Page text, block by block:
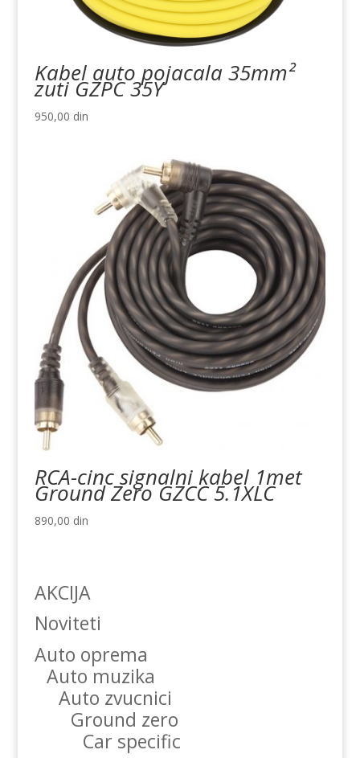
Kabel auto pojacala 35mm²
zuti GZPC 35Y
950,00 din
RCA-cinc signalni kabel 1met
Ground Zero GZCC 5.1XLC
890,00 din
AKCIJA
Noviteti
Auto oprema
Auto muzika
Auto zvucnici
Ground zero
Car specific